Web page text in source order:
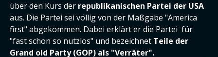
über den Kurs der republikanischen Partei der USA
aus. Die Partei sei völlig von der Maßgabe "America
first" abgekommen. Dabei erklärt er die Partei für
"fast schon so nutzlos" und bezeichnet Teile der
Grand old Party (GOP) als "Verräter".